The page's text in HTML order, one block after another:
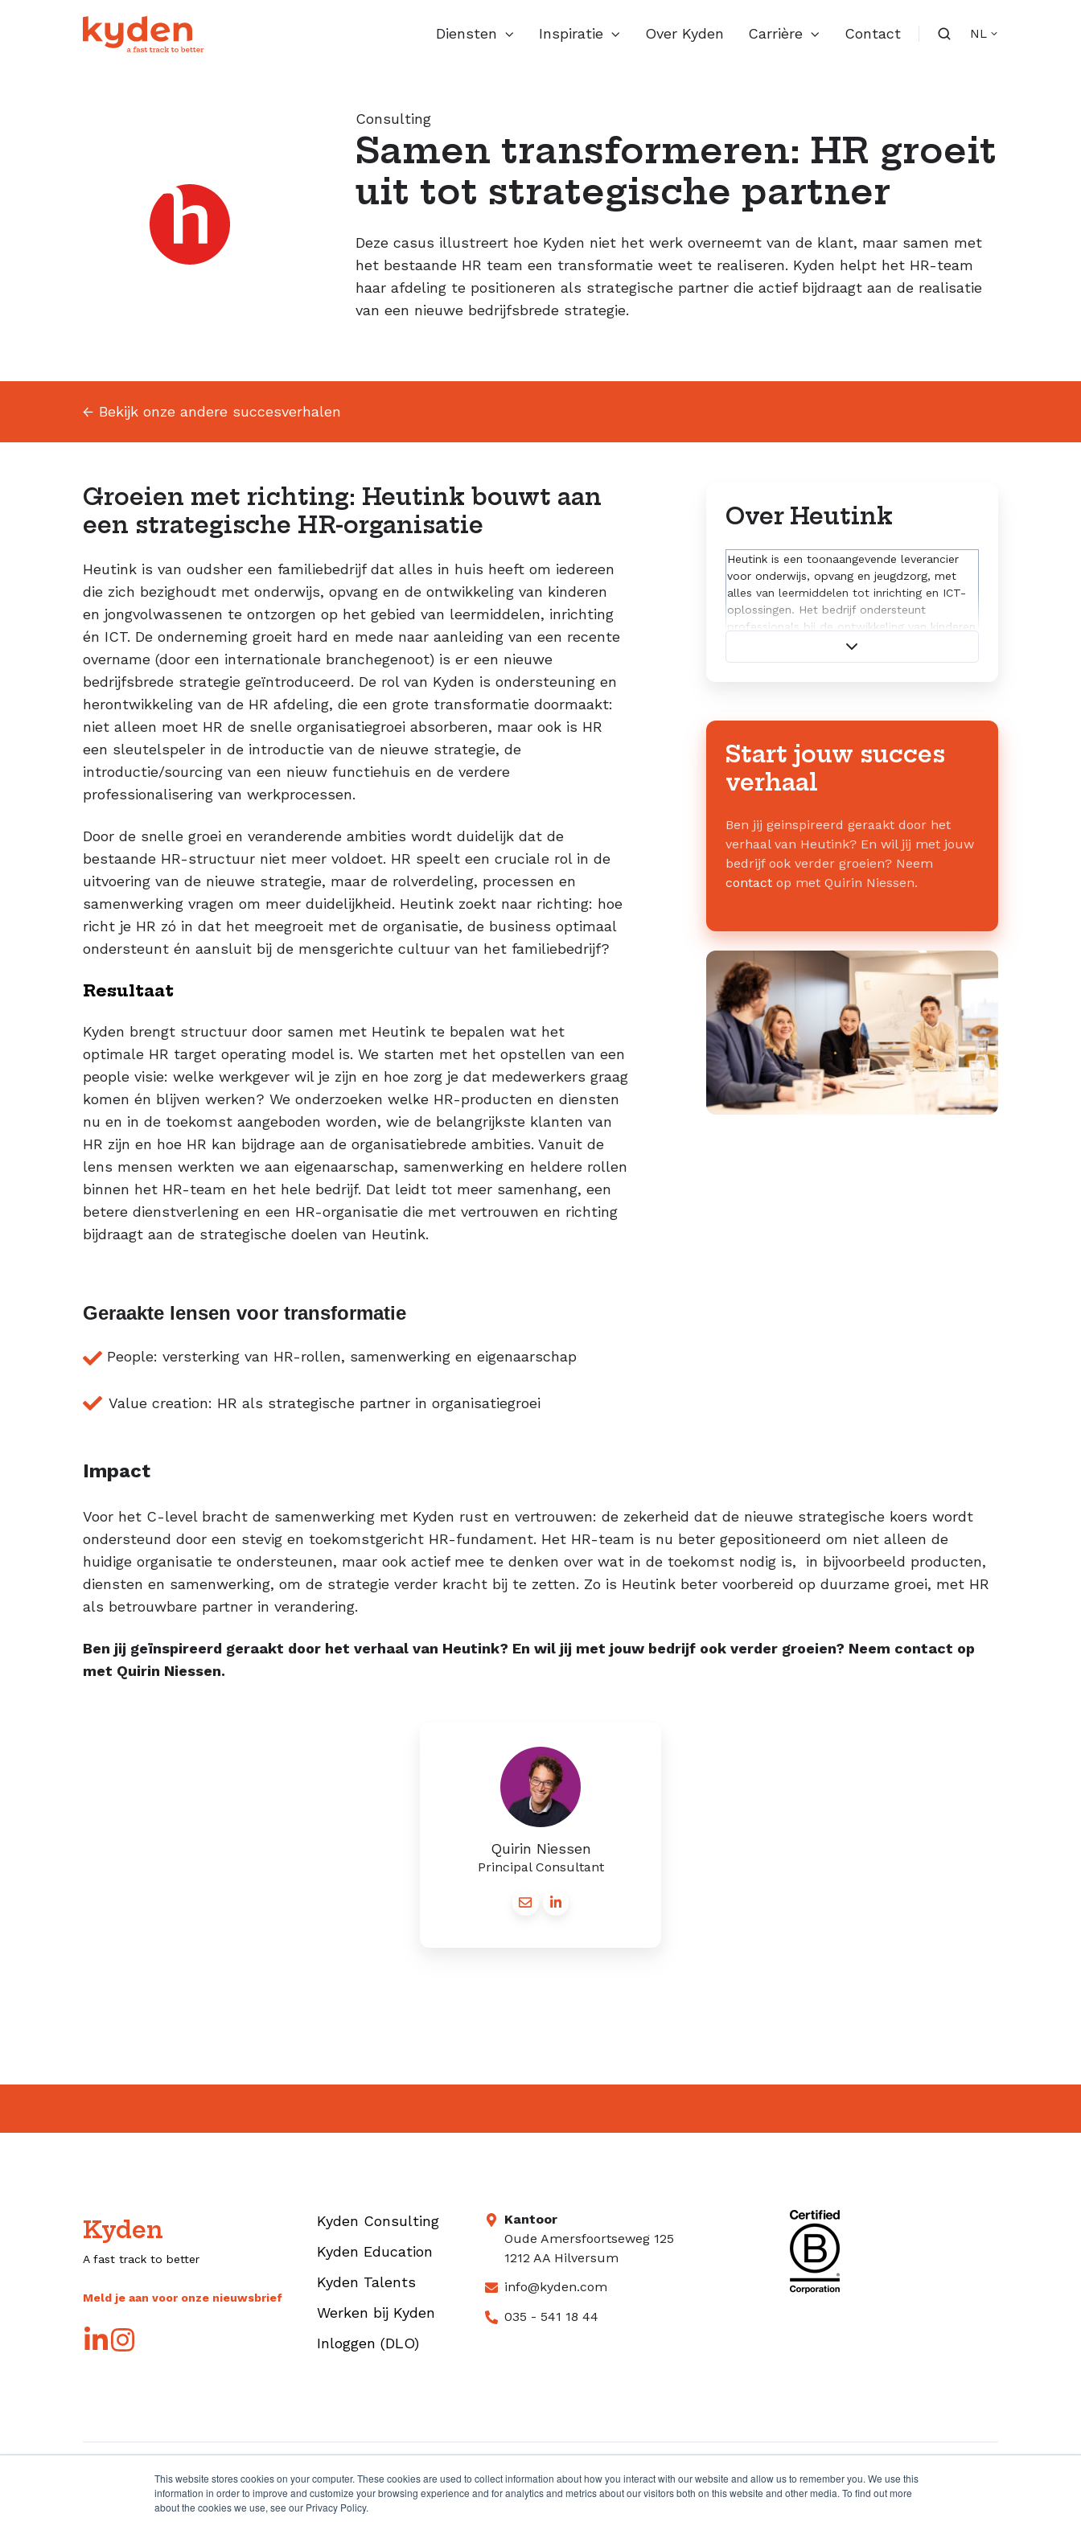
This website stores cookies on your computer. These cookies are used to collect information about how you interact with our website and allow us to remember you. We use this
information in order to improve and customize your browsing experience and for analytics and metrics about our visitors both on this website and other media. To find out more
about the cookies we use, see our Privacy Policy.
Diensten Inspiratie Over Kyden Carrière Contact NL
Consulting
Samen transformeren: HR groeit
uit tot strategische partner
Deze casus illustreert hoe Kyden niet het werk overneemt van de klant, maar samen met
het bestaande HR team een transformatie weet te realiseren. Kyden helpt het HR-team
haar afdeling te positioneren als strategische partner die actief bijdraagt aan de realisatie
van een nieuwe bedrijfsbrede strategie.
← Bekijk onze andere succesverhalen
Groeien met richting: Heutink bouwt aan
een strategische HR-organisatie
Heutink is van oudsher een familiebedrijf dat alles in huis heeft om iedereen
die zich bezighoudt met onderwijs, opvang en de ontwikkeling van kinderen
en jongvolwassenen te ontzorgen op het gebied van leermiddelen, inrichting
én ICT. De onderneming groeit hard en mede naar aanleiding van een recente
overname (door een internationale branchegenoot) is er een nieuwe
bedrijfsbrede strategie geïntroduceerd. De rol van Kyden is ondersteuning en
herontwikkeling van de HR afdeling, die een grote transformatie doormaakt:
niet alleen moet HR de snelle organisatiegroei absorberen, maar ook is HR
een sleutelspeler in de introductie van de nieuwe strategie, de
introductie/sourcing van een nieuw functiehuis en de verdere
professionalisering van werkprocessen.
Door de snelle groei en veranderende ambities wordt duidelijk dat de
bestaande HR-structuur niet meer voldoet. HR speelt een cruciale rol in de
uitvoering van de nieuwe strategie, maar de rolverdeling, processen en
samenwerking vragen om meer duidelijkheid. Heutink zoekt naar richting: hoe
richt je HR zó in dat het meegroeit met de organisatie, de business optimaal
ondersteunt én aansluit bij de mensgerichte cultuur van het familiebedrijf?
Resultaat
Kyden brengt structuur door samen met Heutink te bepalen wat het
optimale HR target operating model is. We starten met het opstellen van een
people visie: welke werkgever wil je zijn en hoe zorg je dat medewerkers graag
komen én blijven werken? We onderzoeken welke HR-producten en diensten
nu en in de toekomst aangeboden worden, wie de belangrijkste klanten van
HR zijn en hoe HR kan bijdrage aan de organisatiebrede ambities. Vanuit de
lens mensen werkten we aan eigenaarschap, samenwerking en heldere rollen
binnen het HR-team en het hele bedrijf. Dat leidt tot meer samenhang, een
betere dienstverlening en een HR-organisatie die met vertrouwen en richting
bijdraagt aan de strategische doelen van Heutink.
Over Heutink
Heutink is een toonaangevende leverancier
voor onderwijs, opvang en jeugdzorg, met
alles van leermiddelen tot inrichting en ICT-
oplossingen. Het bedrijf ondersteunt
professionals bij de ontwikkeling van kinderen
en jongvolwassenen. Met een combinatie van
expertise, service en een breed assortiment
Start jouw succes
verhaal
Ben jij geinspireerd geraakt door het
verhaal van Heutink? En wil jij met jouw
bedrijf ook verder groeien? Neem
contactop met Quirin Niessen.
Geraakte lensen voor transformatie
People: versterking van HR-rollen, samenwerking en eigenaarschap
Value creation: HR als strategische partner in organisatiegroei
Impact
Voor het C-level bracht de samenwerking met Kyden rust en vertrouwen: de zekerheid dat de nieuwe strategische koers wordt
ondersteund door een stevig en toekomstgericht HR-fundament. Het HR-team is nu beter gepositioneerd om niet alleen de
huidige organisatie te ondersteunen, maar ook actief mee te denken over wat in de toekomst nodig is, in bijvoorbeeld producten,
diensten en samenwerking, om de strategie verder kracht bij te zetten. Zo is Heutink beter voorbereid op duurzame groei, met HR
als betrouwbare partner in verandering.
Ben jij geïnspireerd geraakt door het verhaal van Heutink? En wil jij met jouw bedrijf ook verder groeien? Neem contact op
met Quirin Niessen.
Quirin Niessen
Principal Consultant
Kyden
A fast track to better
Meld je aan voor onze nieuwsbrief
Kyden Consulting
Kyden Education
Kyden Talents
Werken bij Kyden
Inloggen (DLO)
Kantoor
Oude Amersfoortseweg 125
1212 AA Hilversum
info@kyden.com
035 - 541 18 44
Nederlands